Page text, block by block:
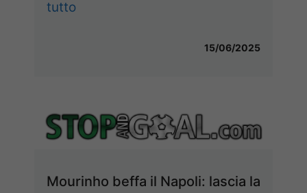
tutto
15/06/2025
Mourinho beffa il Napoli: lascia la